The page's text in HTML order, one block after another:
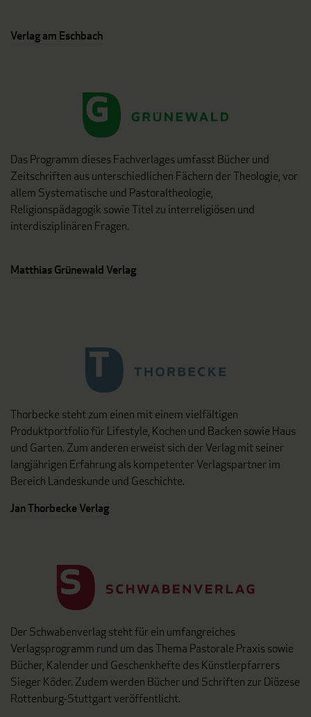
Verlag am Eschbach
Das Programm dieses Fachverlages umfasst Bücher und
Zeitschriften aus unterschiedlichen Fächern der Theologie, vor
allem Systematische und Pastoraltheologie,
Religionspädagogik sowie Titel zu interreligiösen und
interdisziplinären Fragen.
Matthias Grünewald Verlag
Thorbecke steht zum einen mit einem vielfältigen
Produktportfolio für Lifestyle, Kochen und Backen sowie Haus
und Garten. Zum anderen erweist sich der Verlag mit seiner
langjährigen Erfahrung als kompetenter Verlagspartner im
Bereich Landeskunde und Geschichte.
Jan Thorbecke Verlag
Der Schwabenverlag steht für ein umfangreiches
Verlagsprogramm rund um das Thema Pastorale Praxis sowie
Bücher, Kalender und Geschenkhefte des Künstlerpfarrers
Sieger Köder. Zudem werden Bücher und Schriften zur Diözese
Rottenburg-Stuttgart veröffentlicht.